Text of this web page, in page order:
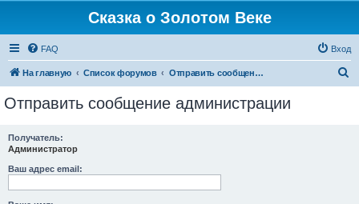
Сказка о Золотом Веке
FAQ Вход
На главную Список форумов Отправить сообщение администрации
Отправить сообщение администрации
Получатель:
Администратор
Ваш адрес email: